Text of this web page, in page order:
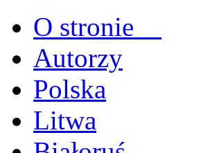
O stronie
Autorzy
Polska
Litwa